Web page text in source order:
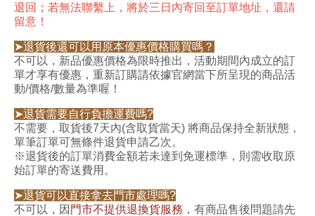
退回 ；若無法聯繫上，將於三日內寄回至訂單地址，還請
留意！
➤退貨後還可以用原本優惠價格購買嗎？
不可以，新品優惠價格為限時推出，活動期間內成立的訂
單才享有優惠，重新訂購請依據官網當下所呈現的商品活
動/價格/數量為準喔！
➤退貨需要自行負擔運費嗎?
不需要，取貨後7天內(含取貨當天) 將商品保持全新狀態，
單筆訂單可無條件退貨申請乙次。
※退貨後的訂單消費金額若未達到免運標準，則需收取原
始訂單的寄送費用。
➤退貨可以直接拿去門市處理嗎?
不可以，因 門市不提供退換貨服務 ，有商品售後問題請先